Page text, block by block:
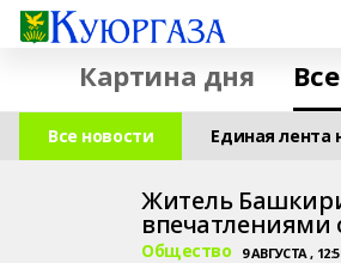
Картина дня
Все новости Единая лента
Житель
впечатлениями
Общество 9 АВГУСТА ,